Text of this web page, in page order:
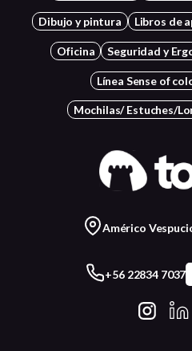
Dibujo y pintura Libros de
Oficina Seguridad y
Línea Sense of
Mochilas/ Estuches/
Américo
+56 22834 7037